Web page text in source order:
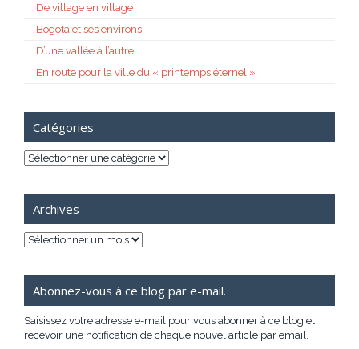
De village en village
Bogota et ses environs
D’une vallée à l’autre
En route pour la ville du « printemps éternel »
Catégories
Catégories
Archives
Archives
Abonnez-vous à ce blog par e-mail.
Saisissez votre adresse e-mail pour vous abonner à ce blog et
recevoir une notification de chaque nouvel article par email.